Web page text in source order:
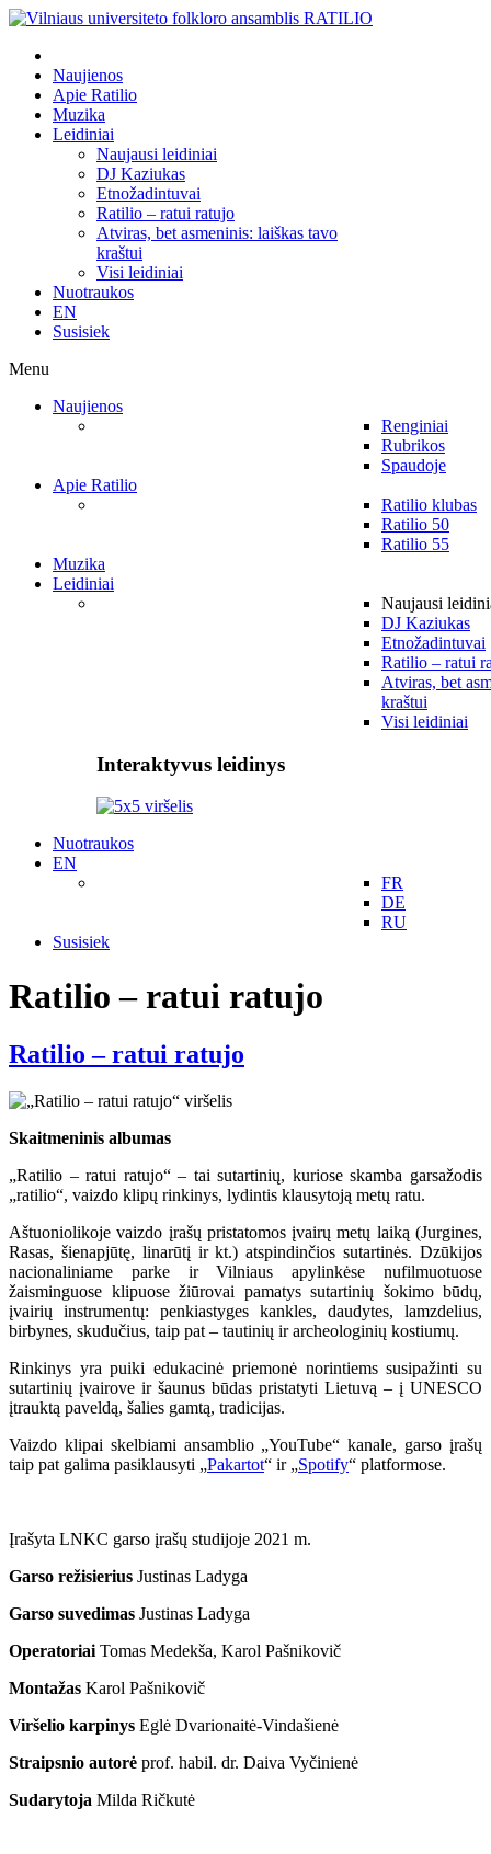
Naujienos
Apie Ratilio
Muzika
Leidiniai
Naujausi leidiniai
DJ Kaziukas
Etnožadintuvai
Ratilio – ratui ratujo
Atviras, bet asmeninis: laiškas tavo
kraštui
Visi leidiniai
Nuotraukos
EN
Susisiek
Menu
Naujienos
Renginiai
Rubrikos
Spaudoje
Apie Ratilio
Ratilio klubas
Ratilio 50
Ratilio 55
Muzika
Leidiniai
Naujausi
DJ Kaziukas
Etnožadintuvai
Ratilio – ratui
Atviras, bet
kraštui
Visi leidiniai
Interaktyvus leidinys
Nuotraukos
EN
FR
DE
RU
Susisiek
Ratilio – ratui ratujo
Ratilio – ratui ratujo
Skaitmeninis albumas
„Ratilio – ratui ratujo“ – tai sutartinių, kuriose skamba garsažodis
„ratilio“, vaizdo klipų rinkinys, lydintis klausytoją metų ratu.
Aštuoniolikoje vaizdo įrašų pristatomos įvairų metų laiką (Jurgines,
Rasas, šienapjūtę, linarūtį ir kt.) atspindinčios sutartinės. Dzūkijos
nacionaliniame parke ir Vilniaus apylinkėse nufilmuotuose
žaisminguose klipuose žiūrovai pamatys sutartinių šokimo būdų,
įvairių instrumentų: penkiastyges kankles, daudytes, lamzdelius,
birbynes, skudučius, taip pat – tautinių ir archeologinių kostiumų.
Rinkinys yra puiki edukacinė priemonė norintiems susipažinti su
sutartinių įvairove ir šaunus būdas pristatyti Lietuvą – į UNESCO
įtrauktą paveldą, šalies gamtą, tradicijas.
Vaizdo klipai skelbiami ansamblio „YouTube“ kanale, garso įrašų
taip pat galima pasiklausyti „Pakartot“ ir „Spotify“ platformose.
Įrašyta LNKC garso įrašų studijoje 2021 m.
Garso režisierius Justinas Ladyga
Garso suvedimas Justinas Ladyga
Operatoriai Tomas Medekša, Karol Pašnikovič
Montažas Karol Pašnikovič
Viršelio karpinys Eglė Dvarionaitė-Vindašienė
Straipsnio autorė prof. habil. dr. Daiva Vyčinienė
Sudarytoja Milda Ričkutė